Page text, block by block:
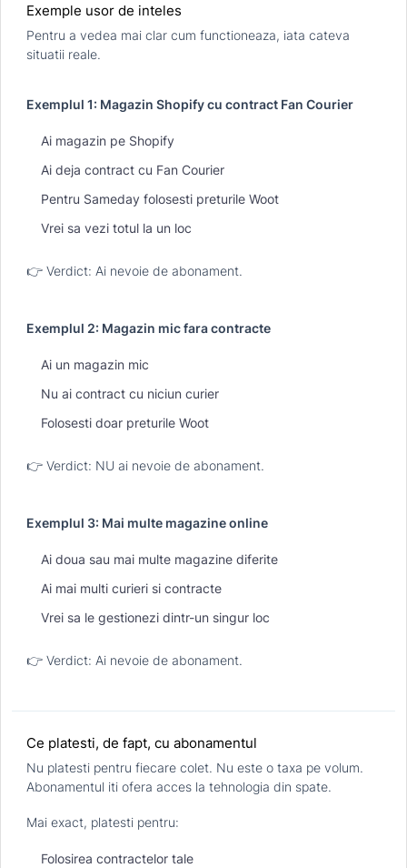
Exemple usor de inteles
Pentru a vedea mai clar cum functioneaza, iata cateva
situatii reale.
Exemplul 1: Magazin Shopify cu contract Fan Courier
Ai magazin pe Shopify
Ai deja contract cu Fan Courier
Pentru Sameday folosesti preturile Woot
Vrei sa vezi totul la un loc
👉 Verdict: Ai nevoie de abonament.
Exemplul 2: Magazin mic fara contracte
Ai un magazin mic
Nu ai contract cu niciun curier
Folosesti doar preturile Woot
👉 Verdict: NU ai nevoie de abonament.
Exemplul 3: Mai multe magazine online
Ai doua sau mai multe magazine diferite
Ai mai multi curieri si contracte
Vrei sa le gestionezi dintr-un singur loc
👉 Verdict: Ai nevoie de abonament.
Ce platesti, de fapt, cu abonamentul
Nu platesti pentru fiecare colet. Nu este o taxa pe volum.
Abonamentul iti ofera acces la tehnologia din spate.
Mai exact, platesti pentru:
Folosirea contractelor tale